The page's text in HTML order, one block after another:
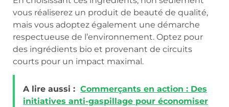
vous réaliserez un produit de beauté de qualité,
mais vous adoptez également une démarche
respectueuse de l’environnement. Optez pour
des ingrédients bio et provenant de circuits
courts pour un impact maximal.
A lire aussi : Commerçants en action : Des
initiatives anti-gaspillage pour économiser